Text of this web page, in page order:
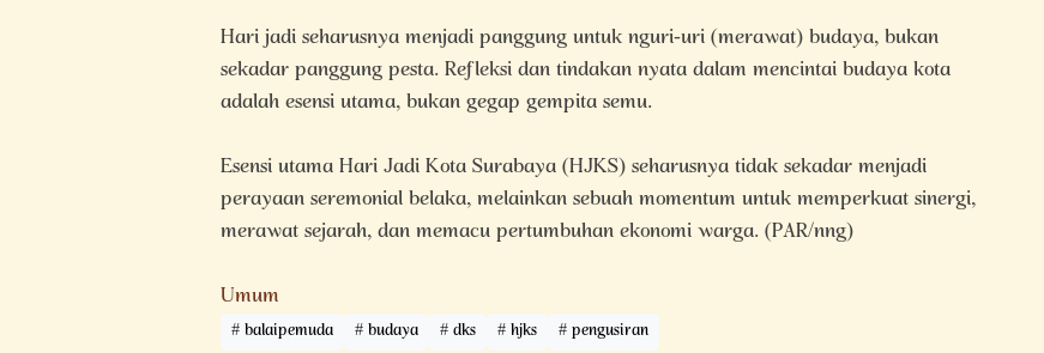
Hari jadi seharusnya menjadi panggung untuk nguri-uri (merawat) budaya, bukan
sekadar panggung pesta. Refleksi dan tindakan nyata dalam mencintai budaya kota
adalah esensi utama, bukan gegap gempita semu.
Esensi utama Hari Jadi Kota Surabaya (HJKS) seharusnya tidak sekadar menjadi
perayaan seremonial belaka, melainkan sebuah momentum untuk memperkuat sinergi,
merawat sejarah, dan memacu pertumbuhan ekonomi warga. (PAR/nng)
Umum
balaipemuda budaya dks hjks pengusiran